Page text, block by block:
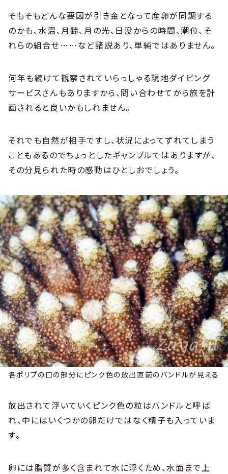
そもそもどんな要因が引き金となって産卵が同調する
のかも、水温、月齢、月の光、日没からの時間、潮位、そ
れらの組合せ……など諸説あり、単純ではありません。
何年も続けて観察されていらっしゃる現地ダイビング
サービスさんもありますから、問い合わせてから旅を計
画されると良いかもしれません。
それでも自然が相手ですし、状況によってずれてしまう
こともあるのでちょっとしたギャンブルではありますが、
その分見られた時の感動はひとしおでしょう。
各ポリプの口の部分にピンク色の放出直前のバンドルが見える
放出されて浮いていくピンク色の粒はバンドルと呼ば
れ、中にはいくつかの卵だけではなく精子も入っていま
す。
卵には脂質が多く含まれて水に浮くため、水面まで上